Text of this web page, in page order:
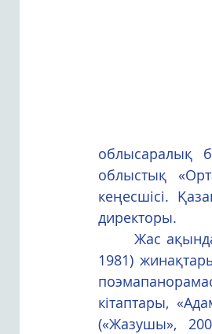
облысаралық
облыстық
кеңесшісі.
директоры.
1981)
кітаптары,
(«Жазушы»,